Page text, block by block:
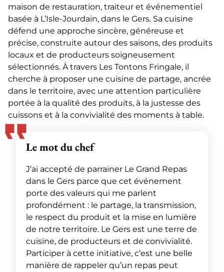
maison de restauration, traiteur et événementiel
basée à L’Isle-Jourdain, dans le Gers. Sa cuisine
défend une approche sincère, généreuse et
précise, construite autour des saisons, des produits
locaux et de producteurs soigneusement
sélectionnés. À travers Les Tontons Fringale, il
cherche à proposer une cuisine de partage, ancrée
dans le territoire, avec une attention particulière
portée à la qualité des produits, à la justesse des
cuissons et à la convivialité des moments à table.
Le mot du chef
J’ai accepté de parrainer Le Grand Repas
dans le Gers parce que cet événement
porte des valeurs qui me parlent
profondément : le partage, la transmission,
le respect du produit et la mise en lumière
de notre territoire. Le Gers est une terre de
cuisine, de producteurs et de convivialité.
Participer à cette initiative, c’est une belle
manière de rappeler qu’un repas peut